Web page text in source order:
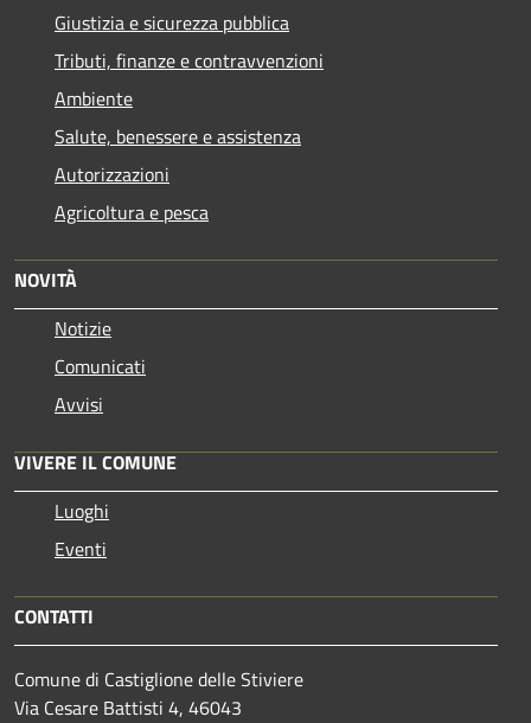
Giustizia e sicurezza pubblica
Tributi, finanze e contravvenzioni
Ambiente
Salute, benessere e assistenza
Autorizzazioni
Agricoltura e pesca
NOVITÀ
Notizie
Comunicati
Avvisi
VIVERE IL COMUNE
Luoghi
Eventi
CONTATTI
Comune di Castiglione delle Stiviere
Via Cesare Battisti 4, 46043